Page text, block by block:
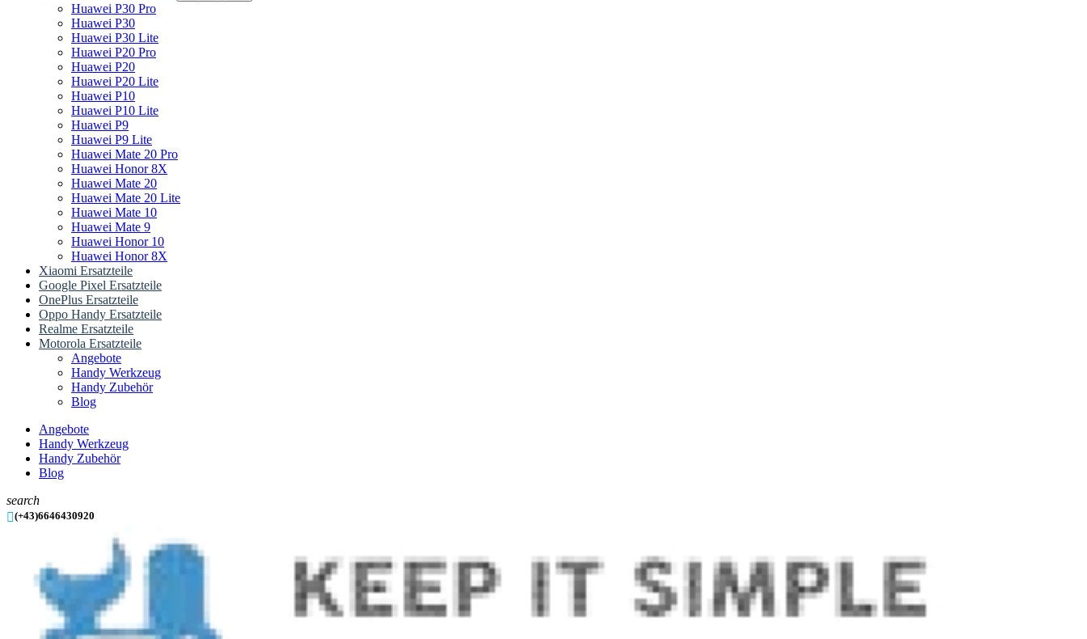
Huawei P30 Pro
Huawei P30
Huawei P30 Lite
Huawei P20 Pro
Huawei P20
Huawei P20 Lite
Huawei P10
Huawei P10 Lite
Huawei P9
Huawei P9 Lite
Huawei Mate 20 Pro
Huawei Honor 8X
Huawei Mate 20
Huawei Mate 20 Lite
Huawei Mate 10
Huawei Mate 9
Huawei Honor 10
Huawei Honor 8X
Xiaomi Ersatzteile
Google Pixel Ersatzteile
OnePlus Ersatzteile
Oppo Handy Ersatzteile
Realme Ersatzteile
Motorola Ersatzteile
Angebote
Handy Werkzeug
Handy Zubehör
Blog
Angebote
Handy Werkzeug
Handy Zubehör
Blog
search
(+43)6646430920